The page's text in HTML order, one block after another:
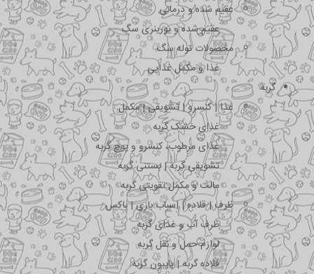
عقیم شده و درمانی
عقیم شده و یورینری سگ
محصولات توله سگ
غذا و مکمل غذایی
گربه
غذا | کنسرو | تشویقی | مکمل
غذای خشک گربه
غذای مرطوب، کنسرو و پوچ گربه
تشویقی گربه | بستنی گربه
مالت و مکمل تقویتی گربه
ظرف | قلاده | اسباب بازی | باکس
ظرف آب و غذای گربه
لوازم حمل و نقل گربه
قلاده گربه | پاپیون گربه